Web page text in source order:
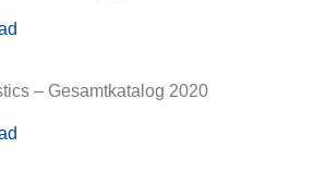
– Gesamtkatalog 2020